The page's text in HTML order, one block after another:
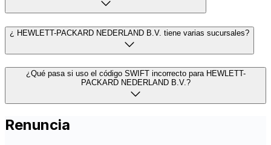
¿ HEWLETT-PACKARD NEDERLAND B.V. tiene varias sucursales?
¿Qué pasa si uso el código SWIFT incorrecto para HEWLETT-
PACKARD NEDERLAND B.V.?
Renuncia